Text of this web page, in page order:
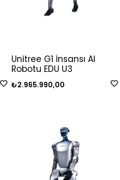
Unitree G1 İnsansı AI
Robotu EDU U3
₺2.965.990,00